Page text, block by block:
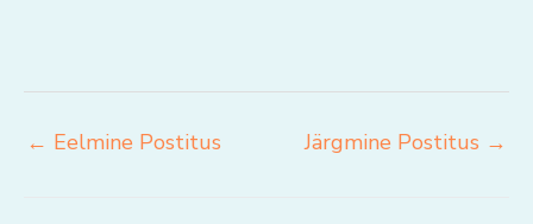
← Eelmine Postitus Järgmine Postitus →